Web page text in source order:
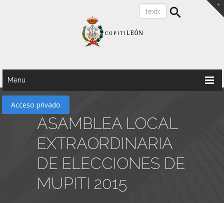
Menu
Acceso privado
ASAMBLEA LOCAL
EXTRAORDINARIA
DE ELECCIONES DE
MUPITI 2015